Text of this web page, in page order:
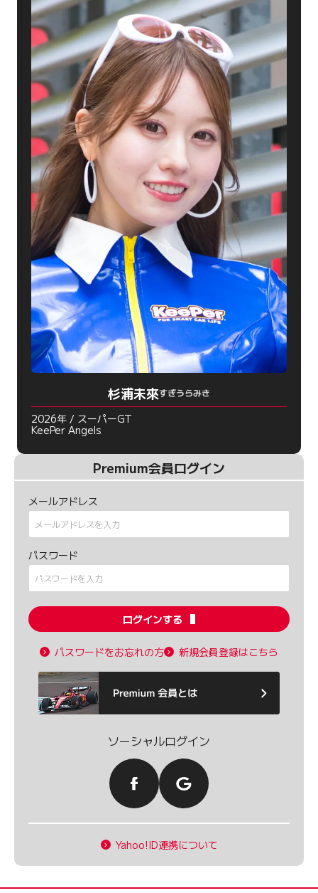
杉浦未來すぎうらみき
2026年 / スーパーGT
KeePer Angels
Premium会員ログイン
メールアドレス
パスワード
ログインする
パスワードをお忘れの方 新規会員登録はこちら
ソーシャルログイン
Yahoo!ID連携について